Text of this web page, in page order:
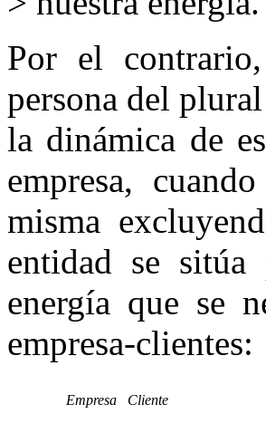
Por el
persona del
la dinámica de
empresa,
misma
entidad se
energía que se
empresa-clientes:
Empresa Cliente